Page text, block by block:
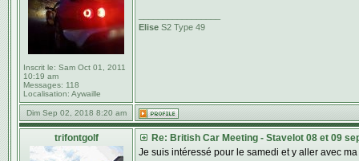
Inscrit le: Sam Oct 01, 2011
10:19 am
Messages: 118
Localisation: Aywaille
Elise S2 Type 49
Dim Sep 02, 2018 8:20 am
trifontgolf
Re: British Car Meeting - Stavelot 08 et 09
Je suis intéressé pour le samedi et y aller avec ma